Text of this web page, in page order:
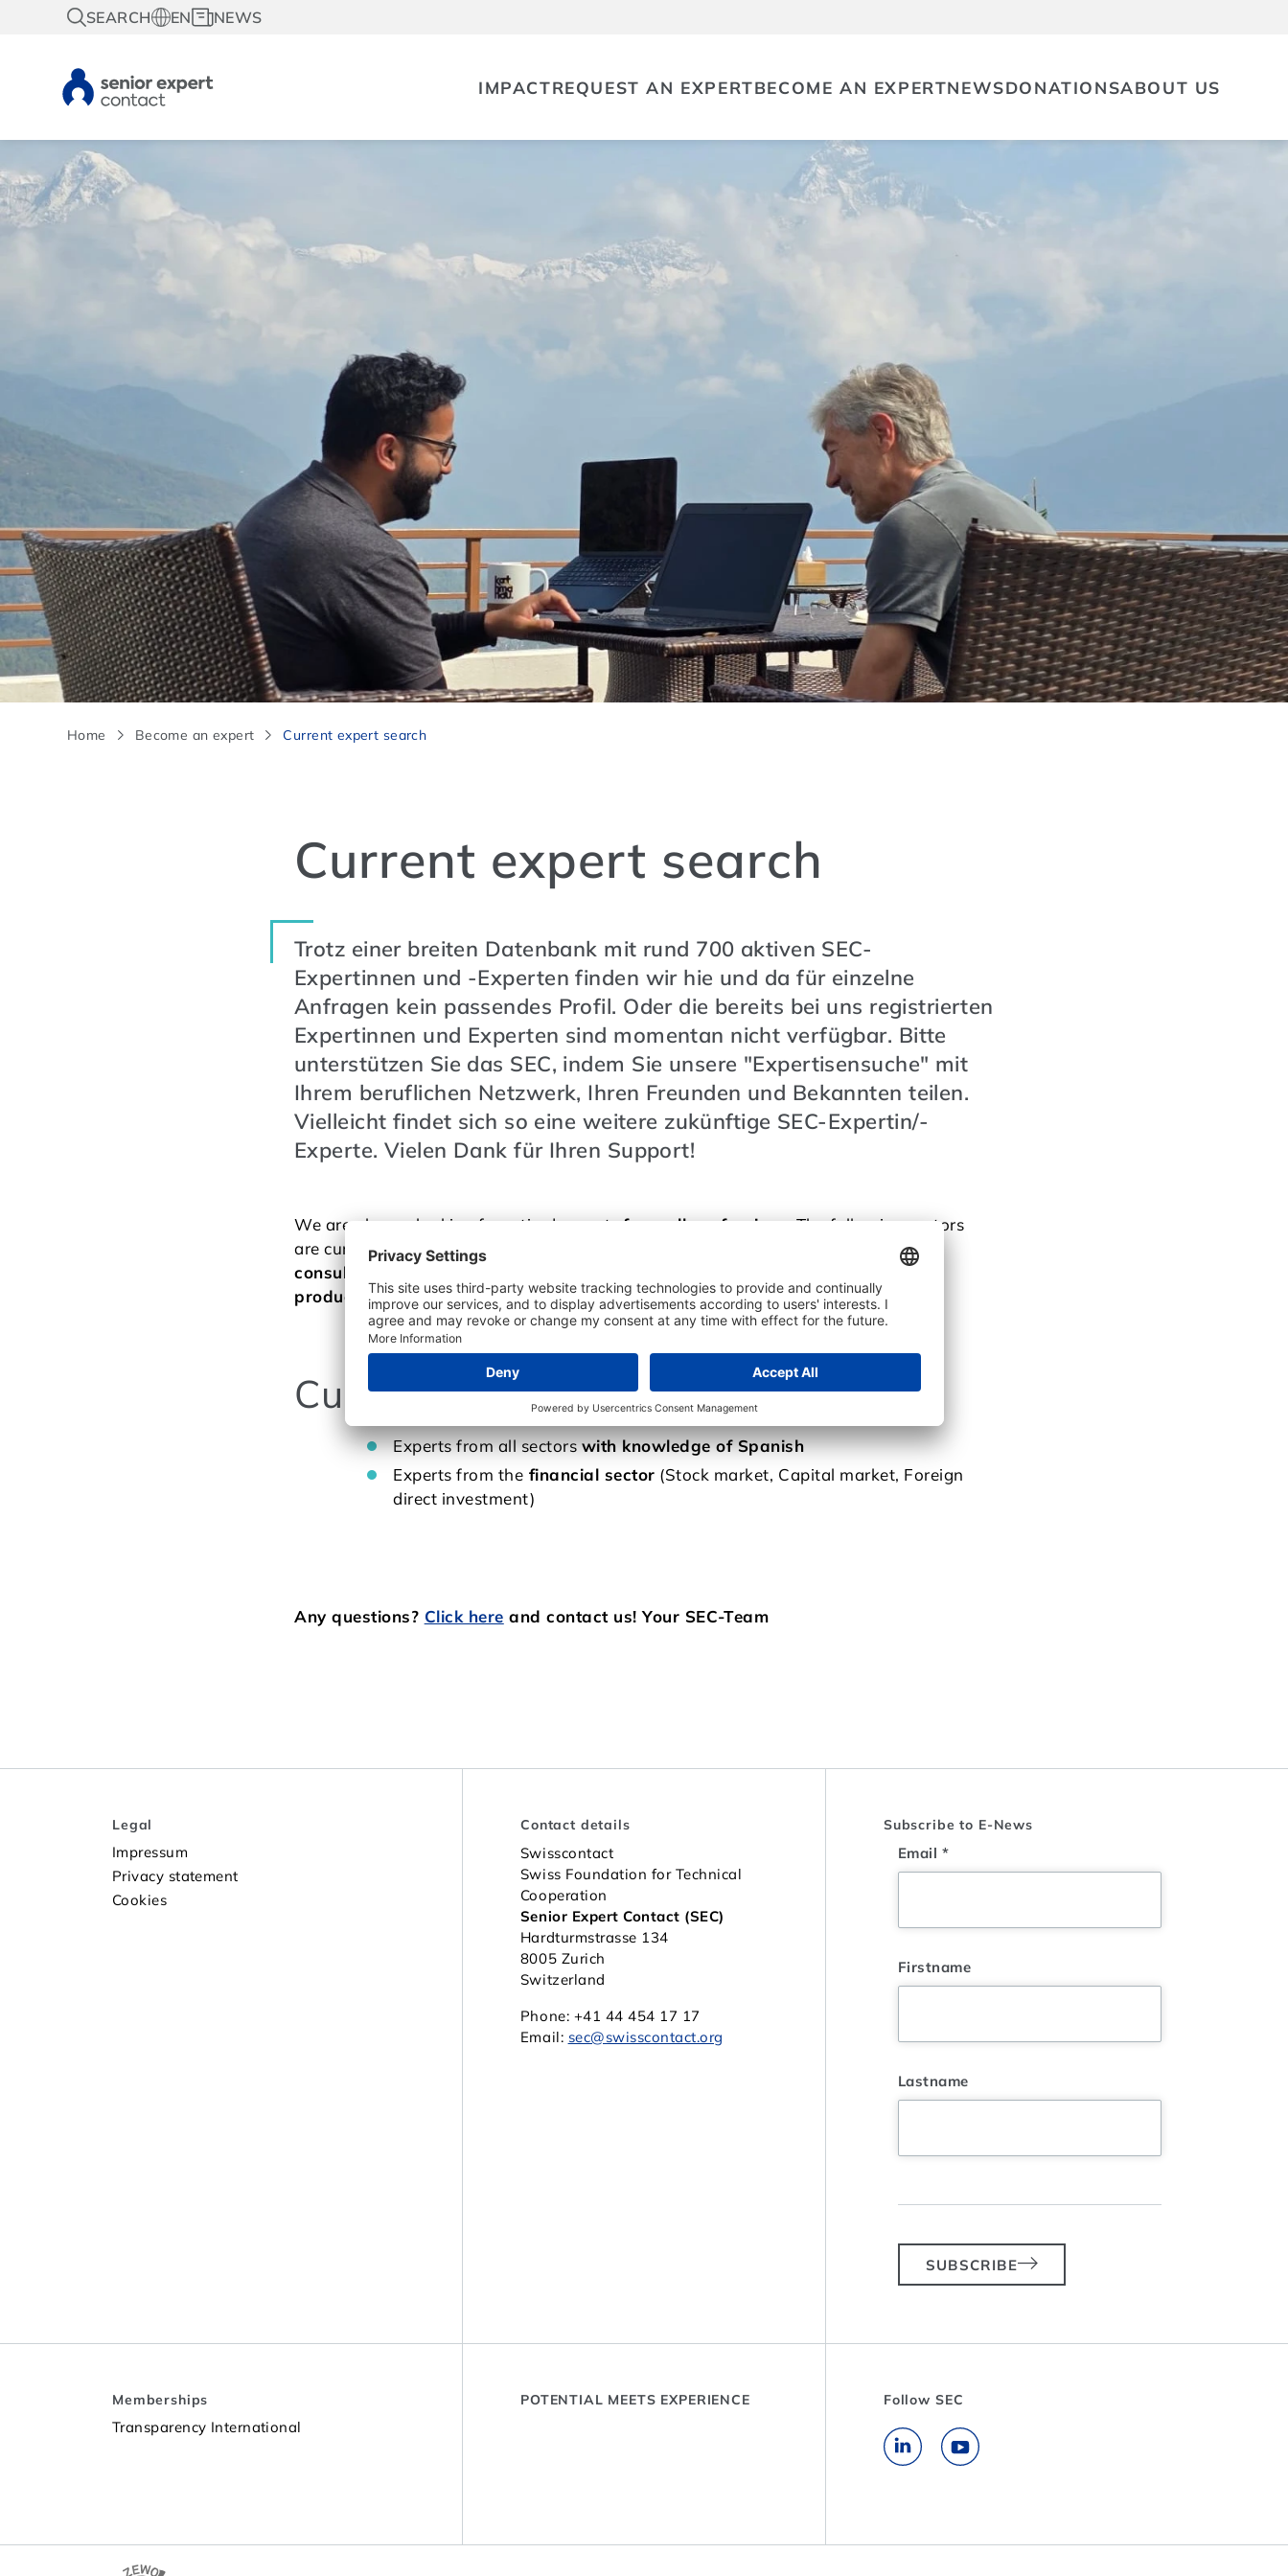
SEARCH EN NEWS
IMPACTREQUEST AN EXPERTBECOME AN EXPERTNEWSDONATIONSABOUT US
Home Become an expert Current expert search
Current expert search
Trotz einer breiten Datenbank mit rund 700 aktiven SEC-
Expertinnen und -Experten finden wir hie und da für einzelne
Anfragen kein passendes Profil. Oder die bereits bei uns registrierten
Expertinnen und Experten sind momentan nicht verfügbar. Bitte
unterstützen Sie das SEC, indem Sie unsere "Expertisensuche" mit
Ihrem beruflichen Netzwerk, Ihren Freunden und Bekannten teilen.
Vielleicht findet sich so eine weitere zukünftige SEC-Expertin/-
Experte. Vielen Dank für Ihren Support!
We are always looking for retired experts from all professions
. The following sectors
are currently in high demand:
consultancy, food (food technology, dairy industry, meat processing, bakery
products)as well as experts from all industries withknowledge of Spanish.
Currently we are searching:
Experts from all sectorswith knowledge of Spanish
Experts from the financial sector (Stock market, Capital market, Foreign
direct investment)
Any questions? Click here and contact us! Your SEC-Team
Legal
Impressum
Privacy statement
Cookies
Contact details
Swisscontact
Swiss Foundation for Technical
Cooperation
Senior Expert Contact (SEC)
Hardturmstrasse 134
8005 Zurich
Switzerland
Phone: +41 44 454 17 17
Email: sec@swisscontact.org
Subscribe to E-News
Email *
Firstname
Lastname
SUBSCRIBE
Memberships
Transparency International
POTENTIAL MEETS EXPERIENCE Follow SEC
Go to LinkedInGo to YouTube